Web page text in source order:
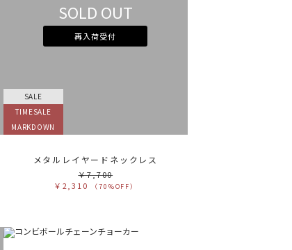
SOLD OUT
再入荷受付
SALE
TIMESALE
MARKDOWN
メタルレイヤードネックレス
￥7,700
￥2,310
（70%OFF）